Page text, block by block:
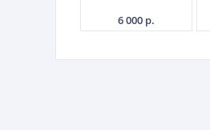
6 000 р.